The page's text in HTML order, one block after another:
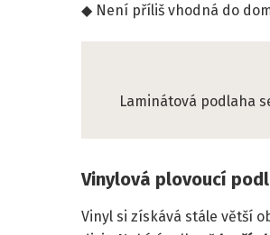
Není příliš vhodná do
Laminátová podlaha
Vinylová plovoucí
Vinyl si získává stále větší